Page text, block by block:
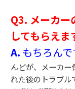
Q3. メーカー
してもらえま
A. もちろんで
んどが、メーカ
れた後のトラブル